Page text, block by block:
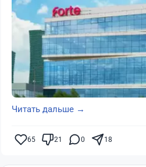
Читать дальше →
65 21 0 18